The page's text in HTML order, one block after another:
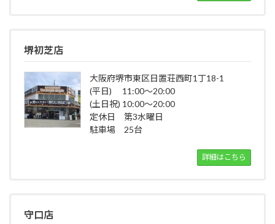
堺初芝店
大阪府堺市東区日置荘西町1丁18-1
(平日) 11:00～20:00
(土日祝) 10:00～20:00
定休日 第3水曜日
駐車場 25台
詳細はこちら
守口店